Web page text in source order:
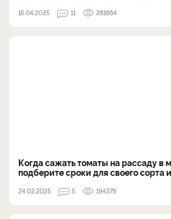
15.04.2025 11 281664
Когда сажать томаты на рассаду в
подберите сроки для своего сорта
24.02.2025 5 194379